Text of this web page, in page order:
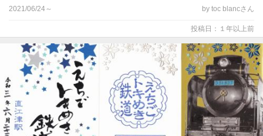
2021/06/24～
by toc blancさん
投稿日：１年以上前